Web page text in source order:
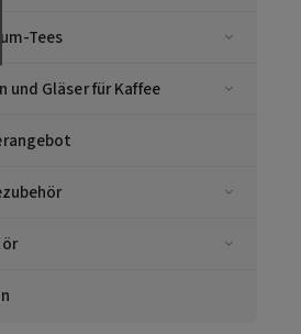
Tees
und Gläser für Kaffee